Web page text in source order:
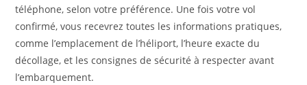
téléphone, selon votre préférence. Une fois votre vol
confirmé, vous recevrez toutes les informations pratiques,
comme l’emplacement de l’héliport, l’heure exacte du
décollage, et les consignes de sécurité à respecter avant
l’embarquement.